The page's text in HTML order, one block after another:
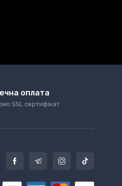
оплата
SSL сертифікат